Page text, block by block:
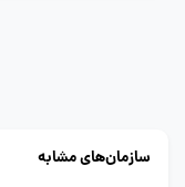
سازمان‌های مشابه